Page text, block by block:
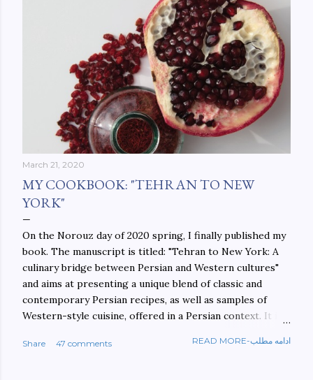
March 21, 2020
MY COOKBOOK: "TEHRAN TO NEW
YORK"
On the Norouz day of 2020 spring, I finally published my
book. The manuscript is titled: "Tehran to New York: A
culinary bridge between Persian and Western cultures"
and aims at presenting a unique blend of classic and
contemporary Persian recipes, as well as samples of
Western-style cuisine, offered in a Persian context. It is
walls. This book aims at constructing a bridge between
Share 47 comments READ MORE-ادامه مطلب